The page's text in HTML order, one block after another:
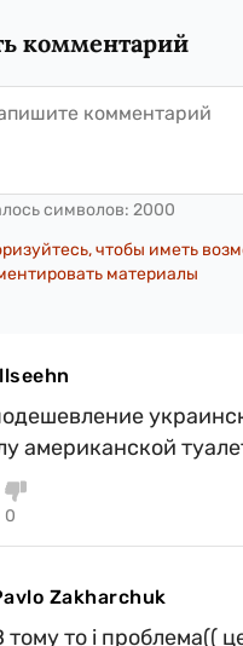
комментарий
символов: 2000
чтобы иметь
материалы
американской
0
Zakharchuk
тому то і проблема((